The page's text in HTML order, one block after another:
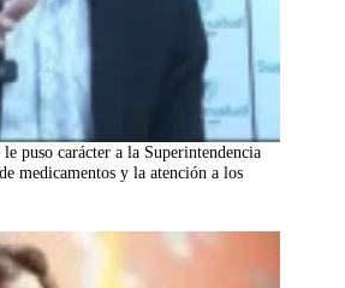
puso carácter a la Superintendencia
medicamentos y la atención a los